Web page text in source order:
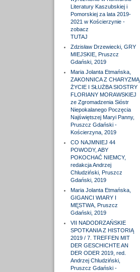
Literatury Kaszubskiej i
Pomorskiej za lata 2019-
2021 w Kościerzynie -
zobacz
TUTAJ
Zdzisław Drzewiecki, GRY
MIEJSKIE, Pruszcz
Gdański, 2019
Maria Jolanta Etmańska,
ZAKONNICA Z CHARYZMĄ.
ŻYCIE I SŁUŻBA SIOSTRY
FLORIANY MORAWSKIEJ
ze Zgromadzenia Sióstr
Niepokalanego Poczęcia
Najświętszej Maryi Panny,
Pruszcz Gdański -
Kościerzyna, 2019
CO NAJMNIEJ 44
POWODY, ABY
POKOCHAĆ NIEMCY,
redakcja Andrzej
Chludziński, Pruszcz
Gdański, 2019
Maria Jolanta Etmańska,
GIGANCI WIARY I
MĘSTWA, Pruszcz
Gdański, 2019
VII NADODRZAŃSKIE
SPOTKANIA Z HISTORIĄ
2019 / 7. TREFFEN MIT
DER GESCHICHTE AN
DER ODER 2019, red.
Andrzej Chludziński,
Pruszcz Gdański -